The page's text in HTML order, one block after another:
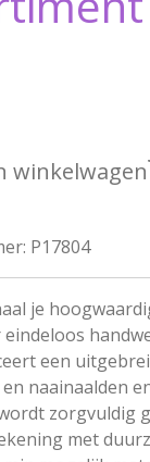
winkelwagen
P17804
je
een
naainaalden
zorgvuldig
met